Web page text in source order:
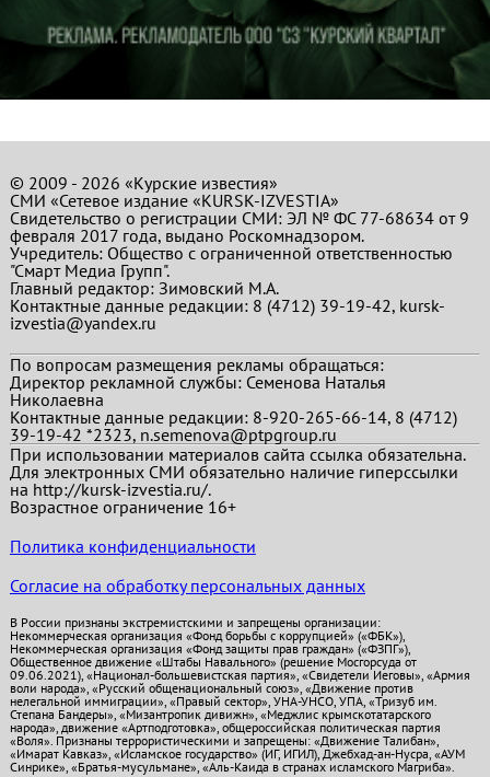
© 2009 - 2026 «Курские известия»
СМИ «Сетевое издание «KURSK-IZVESTIA»
Свидетельство о регистрации СМИ: ЭЛ № ФС 77-68634 от 9
февраля 2017 года, выдано Роскомнадзором.
Учредитель: Общество с ограниченной ответственностью
"Смарт Медиа Групп".
Главный редактор:Зимовский М.А.
Контактные данные редакции: 8 (4712) 39-19-42, kursk-
izvestia@yandex.ru
По вопросам размещения рекламы обращаться:
Директор рекламной службы: Семенова Наталья
Николаевна
Контактные данные редакции: 8-920-265-66-14, 8 (4712)
39-19-42 *2323, n.semenova@ptpgroup.ru
При использовании материалов сайта ссылка обязательна.
Для электронных СМИ обязательно наличие гиперссылки
на http://kursk-izvestia.ru/.
Возрастное ограничение 16+
Политика конфиденциальности
Согласие на обработку персональных данных
В России признаны экстремистскими и запрещены организации:
Некоммерческая организация «Фонд борьбы с коррупцией» («ФБК»),
Некоммерческая организация «Фонд защиты прав граждан» («ФЗПГ»),
Общественное движение «Штабы Навального» (решение Мосгорсуда от
09.06.2021), «Национал-большевистская партия», «Свидетели Иеговы», «Армия
воли народа», «Русский общенациональный союз», «Движение против
нелегальной иммиграции», «Правый сектор», УНА-УНСО, УПА, «Тризуб им.
Степана Бандеры», «Мизантропик дивижн», «Меджлис крымскотатарского
народа», движение «Артподготовка», общероссийская политическая партия
«Воля». Признаны террористическими и запрещены: «Движение Талибан»,
«Имарат Кавказ», «Исламское государство» (ИГ, ИГИЛ), Джебхад-ан-Нусра, «АУМ
Синрике», «Братья-мусульмане», «Аль-Каида в странах исламского Магриба».